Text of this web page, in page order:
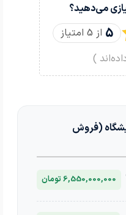
می‌دهید؟
5 از 5 امتیاز
)
(فروش
6,550,000,000 تومان